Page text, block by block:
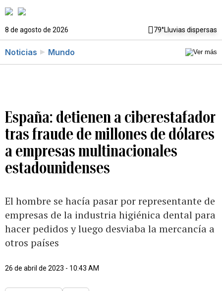
8 de agosto de 2026 79°Lluvias dispersas
Noticias Mundo
España: detienen a ciberestafador
tras fraude de millones de dólares
a empresas multinacionales
estadounidenses
El hombre se hacía pasar por representante de
empresas de la industria higiénica dental para
hacer pedidos y luego desviaba la mercancía a
otros países
26 de abril de 2023 - 10:43 AM